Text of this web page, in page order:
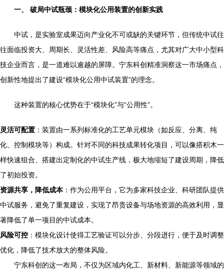
一、 破局中试瓶颈：模块化公用装置的创新实践
中试，是实验室成果迈向产业化不可或缺的关键环节，但传统中试往
往面临投资大、周期长、灵活性差、风险高等痛点，尤其对广大中小型科
技企业而言，是一道难以逾越的屏障。宁东科创精准洞察这一市场痛点，
创新性地提出了建设“模块化公用中试装置”的理念。
这种装置的核心优势在于“模块化”与“公用性”。
灵活可配置 ：装置由一系列标准化的工艺单元模块（如反应、分离、纯
化、控制模块等）构成。针对不同的科技成果转化项目，可以像搭积木一
样快速组合、搭建出定制化的中试生产线，极大地缩短了建设周期，降低
了初始投资。
资源共享，降低成本：作为公用平台，它为多家科技企业、科研团队提供
中试服务，避免了重复建设，实现了昂贵设备与场地资源的高效利用，显
著降低了单一项目的中试成本。
风险可控 ：模块化设计使得工艺验证可以分步、分段进行，便于及时调整
优化，降低了技术放大的整体风险。
宁东科创的这一布局，不仅为区域内化工、新材料、新能源等领域的